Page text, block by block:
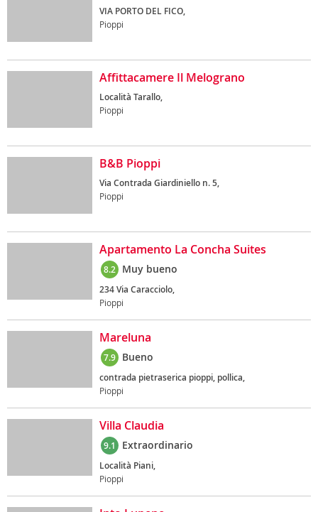
VIA PORTO DEL FICO,
Pioppi
Affittacamere Il Melograno
Località Tarallo,
Pioppi
B&B Pioppi
Via Contrada Giardiniello n. 5,
Pioppi
Apartamento La Concha Suites
8.2 Muy bueno
234 Via Caracciolo,
Pioppi
Mareluna
7.9 Bueno
contrada pietraserica pioppi, pollica,
Pioppi
Villa Claudia
9.1 Extraordinario
Località Piani,
Pioppi